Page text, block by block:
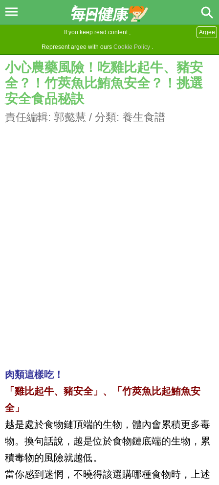
If you keep read content ,
Represent argee with ours Cookie Policy .
Argee
小心農藥風險！吃雞比起牛、豬安
全？！竹莢魚比鮪魚安全？！挑選
安全食品秘訣
責任編輯: 郭懿慧 / 分類: 養生食譜
肉類這樣吃！
「雞比起牛、豬安全」、「竹莢魚比起鮪魚安
全」
越是處於食物鏈頂端的生物，體內會累積更多毒
物。換句話說，越是位於食物鏈底端的生物，累
積毒物的風險就越低。
當你感到迷惘，不曉得該選購哪種食物時，上述